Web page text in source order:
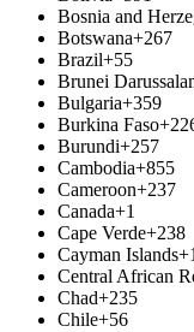
Bosnia and
Botswana+267
Brazil+55
Brunei
Bulgaria+359
Burkina Faso
Burundi+257
Cambodia+855
Cameroon+237
Canada+1
Cape Verde+238
Cayman Islands
Central African
Chad+235
Chile+56